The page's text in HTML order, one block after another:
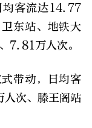
均客流达14.77
东站、地铁大
7.81万人次。
带动，日均客
次、滕王阁站